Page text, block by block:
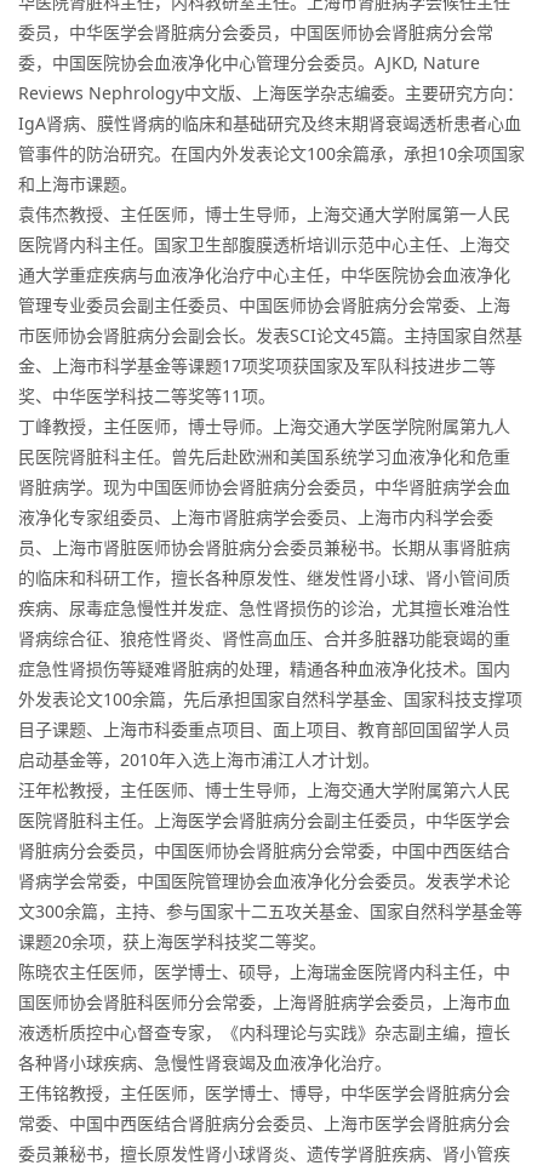
委员，中华医学会肾脏病分会委员，中国医师协会肾脏病分会常
委，中国医院协会血液净化中心管理分会委员。AJKD, Nature
Reviews Nephrology中文版、上海医学杂志编委。主要研究方向：
IgA肾病、膜性肾病的临床和基础研究及终末期肾衰竭透析患者心血
管事件的防治研究。在国内外发表论文100余篇承，承担10余项国家
和上海市课题。
袁伟杰教授、主任医师，博士生导师，上海交通大学附属第一人民
医院肾内科主任。国家卫生部腹膜透析培训示范中心主任、上海交
通大学重症疾病与血液净化治疗中心主任，中华医院协会血液净化
管理专业委员会副主任委员、中国医师协会肾脏病分会常委、上海
市医师协会肾脏病分会副会长。发表SCI论文45篇。主持国家自然基
金、上海市科学基金等课题17项奖项获国家及军队科技进步二等
奖、中华医学科技二等奖等11项。
丁峰教授，主任医师，博士导师。上海交通大学医学院附属第九人
民医院肾脏科主任。曾先后赴欧洲和美国系统学习血液净化和危重
肾脏病学。现为中国医师协会肾脏病分会委员，中华肾脏病学会血
液净化专家组委员、上海市肾脏病学会委员、上海市内科学会委
员、上海市肾脏医师协会肾脏病分会委员兼秘书。长期从事肾脏病
的临床和科研工作，擅长各种原发性、继发性肾小球、肾小管间质
疾病、尿毒症急慢性并发症、急性肾损伤的诊治，尤其擅长难治性
肾病综合征、狼疮性肾炎、肾性高血压、合并多脏器功能衰竭的重
症急性肾损伤等疑难肾脏病的处理，精通各种血液净化技术。国内
外发表论文100余篇，先后承担国家自然科学基金、国家科技支撑项
目子课题、上海市科委重点项目、面上项目、教育部回国留学人员
启动基金等，2010年入选上海市浦江人才计划。
汪年松教授，主任医师、博士生导师，上海交通大学附属第六人民
医院肾脏科主任。上海医学会肾脏病分会副主任委员，中华医学会
肾脏病分会委员，中国医师协会肾脏病分会常委，中国中西医结合
肾病学会常委，中国医院管理协会血液净化分会委员。发表学术论
文300余篇，主持、参与国家十二五攻关基金、国家自然科学基金等
课题20余项，获上海医学科技奖二等奖。
陈晓农主任医师，医学博士、硕导，上海瑞金医院肾内科主任，中
国医师协会肾脏科医师分会常委，上海肾脏病学会委员，上海市血
液透析质控中心督查专家，《内科理论与实践》杂志副主编，擅长
各种肾小球疾病、急慢性肾衰竭及血液净化治疗。
王伟铭教授，主任医师，医学博士、博导，中华医学会肾脏病分会
常委、中国中西医结合肾脏病分会委员、上海市医学会肾脏病分会
委员兼秘书，擅长原发性肾小球肾炎、遗传学肾脏疾病、肾小管疾